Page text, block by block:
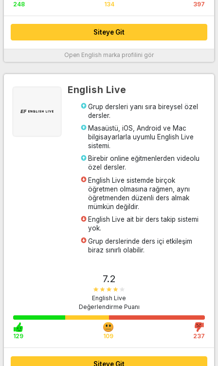
248 134 397
Siteye Git
Siteye Git
Open English marka profilini gör
English Live
Grup dersleri yanı sıra bireysel özel
dersler.
Masaüstü, iOS, Android ve Mac
bilgisayarlarla uyumlu English Live
sistemi.
Birebir online eğitmenlerden videolu
özel dersler.
English Live sistemde birçok
öğretmen olmasına rağmen, aynı
öğretmenden düzenli ders almak
mümkün değildir.
English Live ait bir ders takip sistemi
yok.
Grup derslerinde ders içi etkileşim
biraz sınırlı olabilir.
7.2
English Live
Değerlendirme Puanı
129 109 237
Siteye Git